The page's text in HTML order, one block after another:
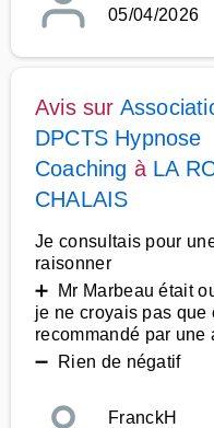
05/04/2026
Avis sur
DPCTS Hypnose
Coaching à LA
CHALAIS
Je consultais pour
raisonner
➕ Mr Marbeau était
je ne croyais pas
recommandé par une
➖ Rien de négatif
FranckH